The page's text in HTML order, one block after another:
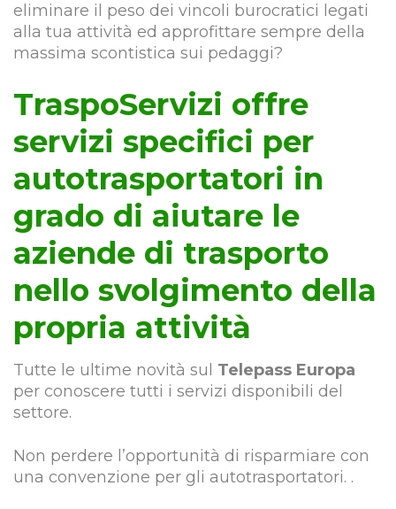
eliminare il peso dei vincoli burocratici legati
alla tua attività ed approfittare sempre della
massima scontistica sui pedaggi?
TraspoServizi offre
servizi specifici per
autotrasportatori in
grado di aiutare le
aziende di trasporto
nello svolgimento della
propria attività
Tutte le ultime novità sul Telepass Europa
per conoscere tutti i servizi disponibili del
settore.
Non perdere l’opportunità di risparmiare con
una convenzione per gli autotrasportatori. .